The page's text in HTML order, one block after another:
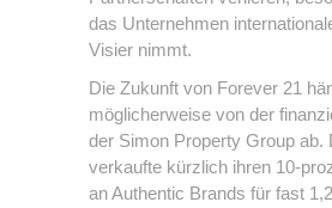
das Unternehmen
Visier nimmt.
Die Zukunft von Forever 21
möglicherweise von der
der Simon Property Group ab.
verkaufte kürzlich ihren 10-
an Authentic Brands für fast